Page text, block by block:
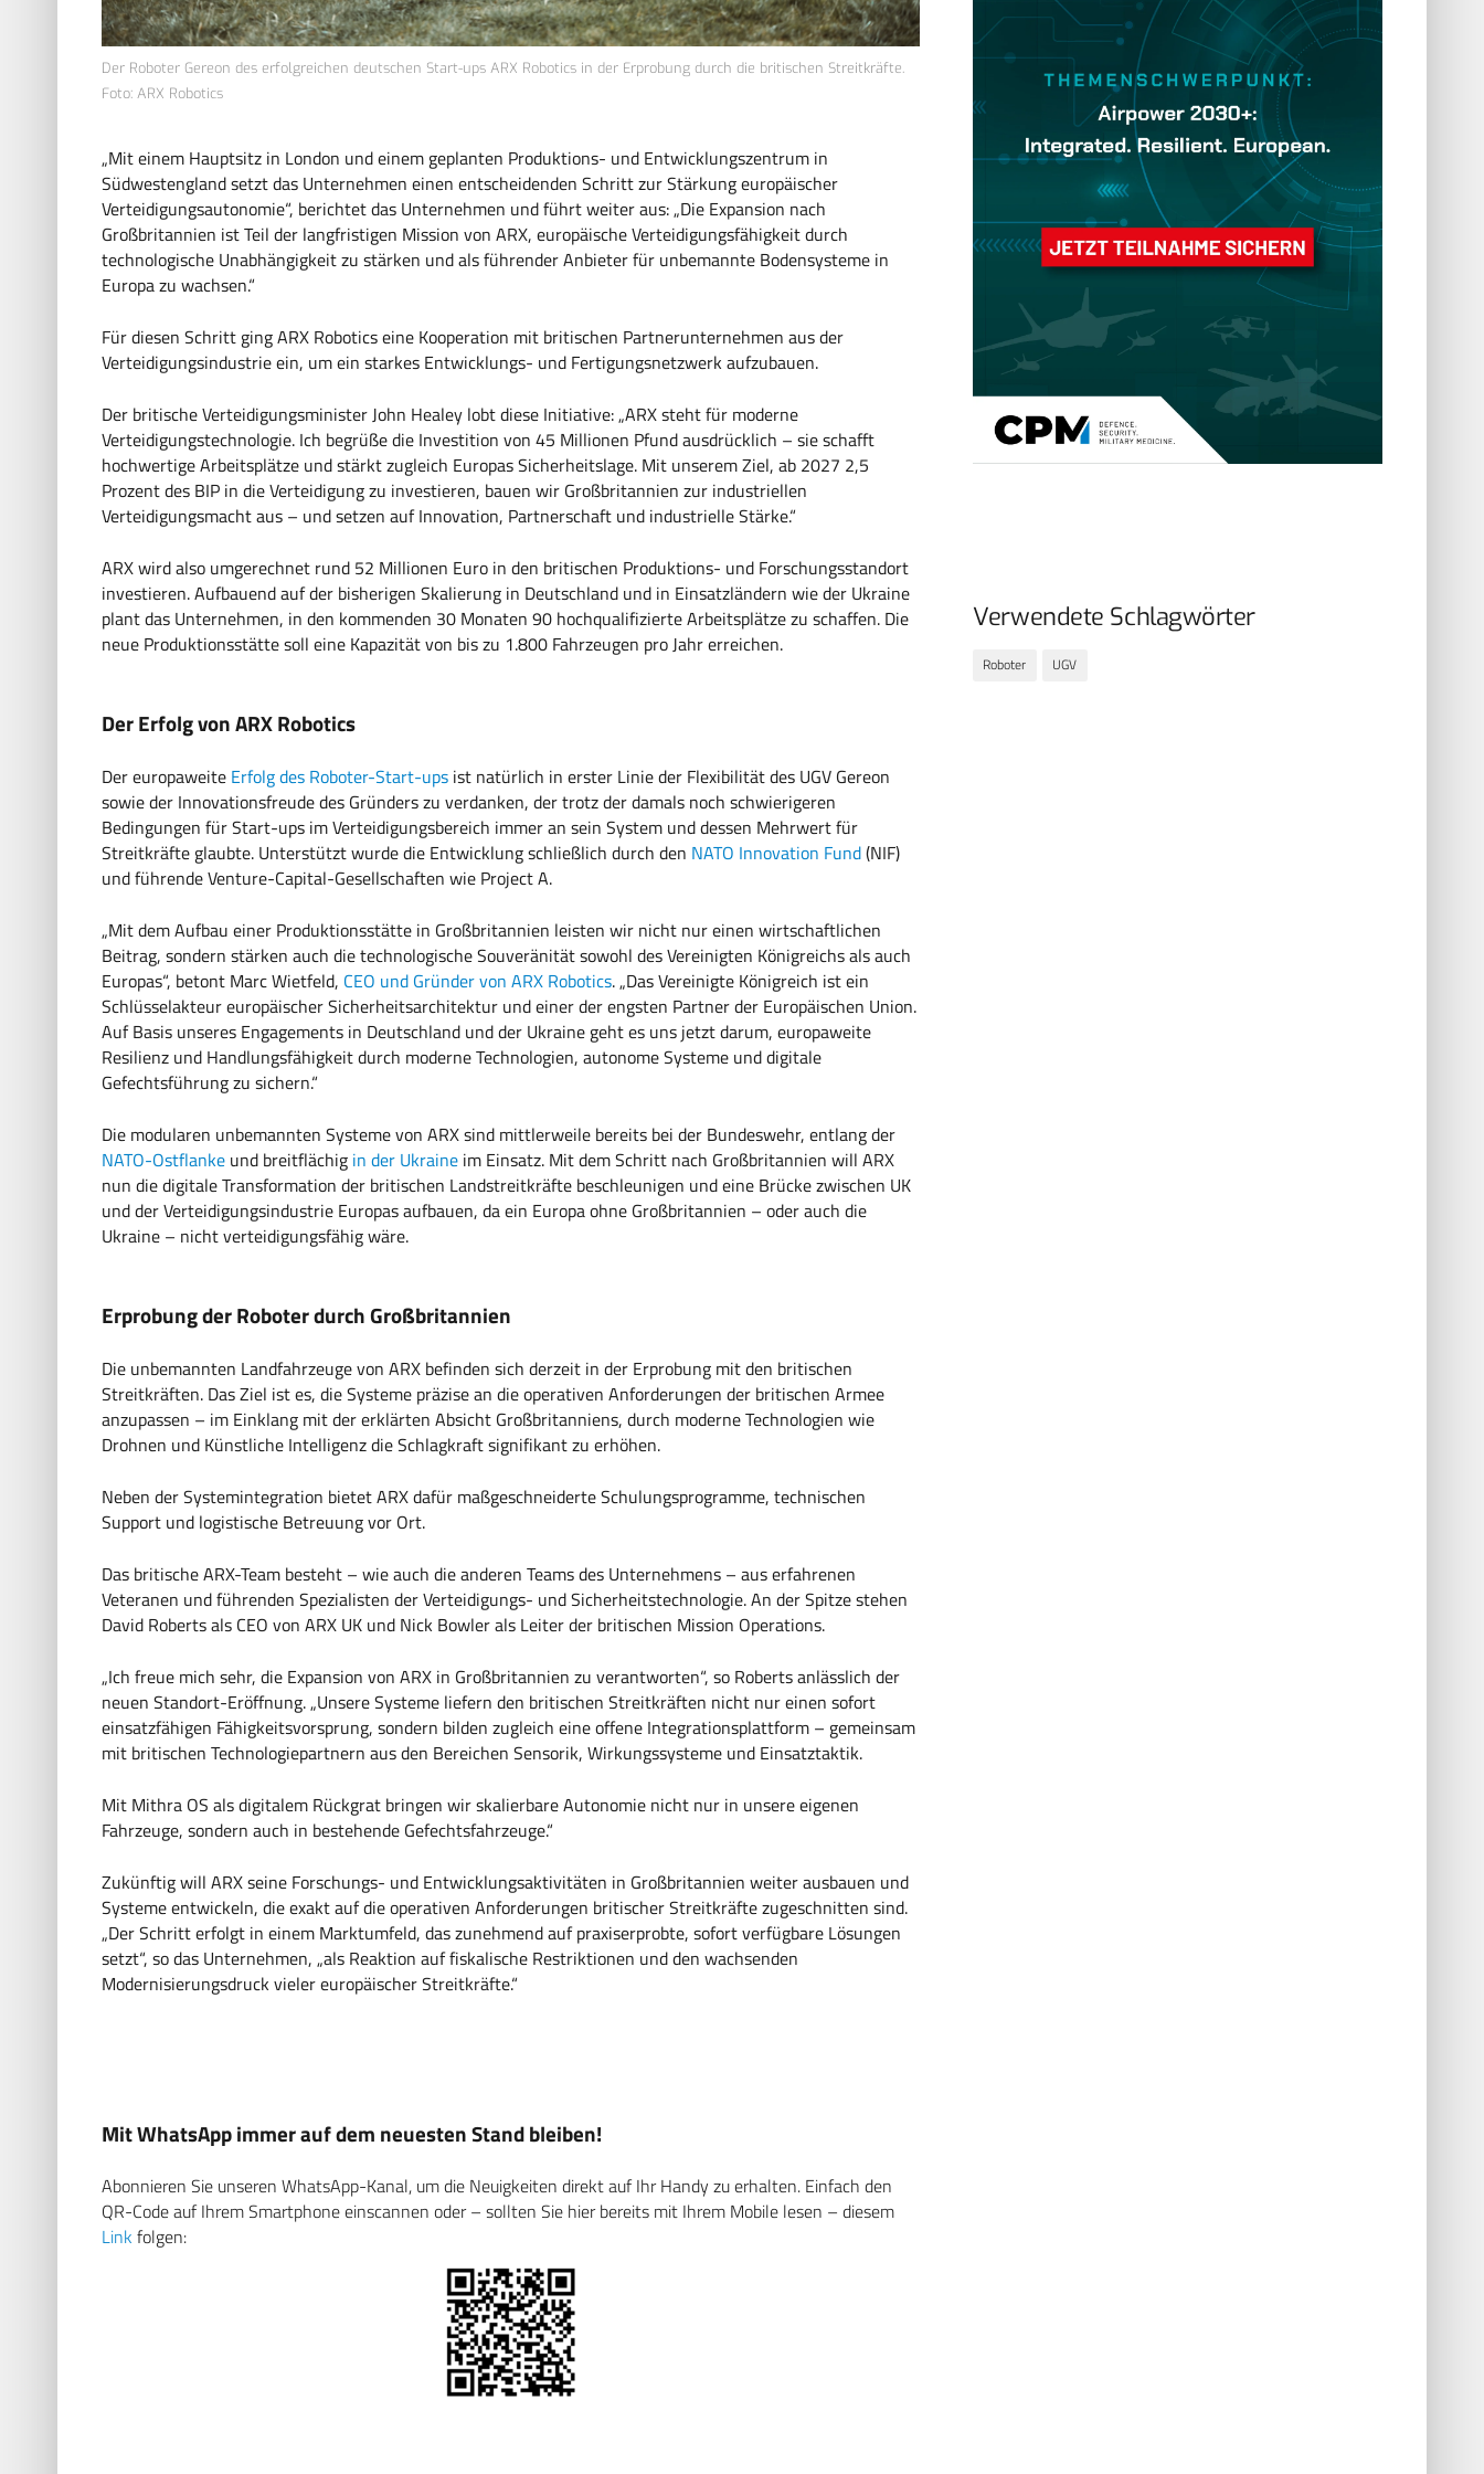
Der Roboter Gereon des erfolgreichen deutschen Start-ups ARX Robotics in der Erprobung durch die britischen Streitkräfte.
Foto: ARX Robotics
„Mit einem Hauptsitz in London und einem geplanten Produktions- und Entwicklungszentrum in
Südwestengland setzt das Unternehmen einen entscheidenden Schritt zur Stärkung europäischer
Verteidigungsautonomie“, berichtet das Unternehmen und führt weiter aus: „Die Expansion nach
Großbritannien ist Teil der langfristigen Mission von ARX, europäische Verteidigungsfähigkeit durch
technologische Unabhängigkeit zu stärken und als führender Anbieter für unbemannte Bodensysteme in
Europa zu wachsen.“
Für diesen Schritt ging ARX Robotics eine Kooperation mit britischen Partnerunternehmen aus der
Verteidigungsindustrie ein, um ein starkes Entwicklungs- und Fertigungsnetzwerk aufzubauen.
Der britische Verteidigungsminister John Healey lobt diese Initiative: „ARX steht für moderne
Verteidigungstechnologie. Ich begrüße die Investition von 45 Millionen Pfund ausdrücklich – sie schafft
hochwertige Arbeitsplätze und stärkt zugleich Europas Sicherheitslage. Mit unserem Ziel, ab 2027 2,5
Prozent des BIP in die Verteidigung zu investieren, bauen wir Großbritannien zur industriellen
Verteidigungsmacht aus – und setzen auf Innovation, Partnerschaft und industrielle Stärke.“
ARX wird also umgerechnet rund 52 Millionen Euro in den britischen Produktions- und Forschungsstandort
investieren. Aufbauend auf der bisherigen Skalierung in Deutschland und in Einsatzländern wie der Ukraine
plant das Unternehmen, in den kommenden 30 Monaten 90 hochqualifizierte Arbeitsplätze zu schaffen. Die
neue Produktionsstätte soll eine Kapazität von bis zu 1.800 Fahrzeugen pro Jahr erreichen.
Der Erfolg von ARX Robotics
Der europaweite Erfolg des Roboter-Start-ups ist natürlich in erster Linie der Flexibilität des UGV Gereon
sowie der Innovationsfreude des Gründers zu verdanken, der trotz der damals noch schwierigeren
Bedingungen für Start-ups im Verteidigungsbereich immer an sein System und dessen Mehrwert für
Streitkräfte glaubte. Unterstützt wurde die Entwicklung schließlich durch den NATO Innovation Fund(NIF)
und führende Venture-Capital-Gesellschaften wie Project A.
„Mit dem Aufbau einer Produktionsstätte in Großbritannien leisten wir nicht nur einen wirtschaftlichen
Beitrag, sondern stärken auch die technologische Souveränität sowohl des Vereinigten Königreichs als auch
Europas“, betont Marc Wietfeld, CEO und Gründer von ARX Robotics. „Das Vereinigte Königreich ist ein
Schlüsselakteur europäischer Sicherheitsarchitektur und einer der engsten Partner der Europäischen Union.
Auf Basis unseres Engagements in Deutschland und der Ukraine geht es uns jetzt darum, europaweite
Resilienz und Handlungsfähigkeit durch moderne Technologien, autonome Systeme und digitale
Gefechtsführung zu sichern.“
Die modularen unbemannten Systeme von ARX sind mittlerweile bereits bei der Bundeswehr, entlang der
NATO-Ostflanke und breitflächig in der Ukraine im Einsatz. Mit dem Schritt nach Großbritannien will ARX
nun die digitale Transformation der britischen Landstreitkräfte beschleunigen und eine Brücke zwischen UK
und der Verteidigungsindustrie Europas aufbauen, da ein Europa ohne Großbritannien – oder auch die
Ukraine – nicht verteidigungsfähig wäre.
Erprobung der Roboter durch Großbritannien
Die unbemannten Landfahrzeuge von ARX befinden sich derzeit in der Erprobung mit den britischen
Streitkräften. Das Ziel ist es, die Systeme präzise an die operativen Anforderungen der britischen Armee
anzupassen – im Einklang mit der erklärten Absicht Großbritanniens, durch moderne Technologien wie
Drohnen und Künstliche Intelligenz die Schlagkraft signifikant zu erhöhen.
Neben der Systemintegration bietet ARX dafür maßgeschneiderte Schulungsprogramme, technischen
Support und logistische Betreuung vor Ort.
Das britische ARX-Team besteht – wie auch die anderen Teams des Unternehmens – aus erfahrenen
Veteranen und führenden Spezialisten der Verteidigungs- und Sicherheitstechnologie. An der Spitze stehen
David Roberts als CEO von ARX UK und Nick Bowler als Leiter der britischen Mission Operations.
„Ich freue mich sehr, die Expansion von ARX in Großbritannien zu verantworten“, so Roberts anlässlich der
neuen Standort-Eröffnung. „Unsere Systeme liefern den britischen Streitkräften nicht nur einen sofort
einsatzfähigen Fähigkeitsvorsprung, sondern bilden zugleich eine offene Integrationsplattform – gemeinsam
mit britischen Technologiepartnern aus den Bereichen Sensorik, Wirkungssysteme und Einsatztaktik.
Mit Mithra OS als digitalem Rückgrat bringen wir skalierbare Autonomie nicht nur in unsere eigenen
Fahrzeuge, sondern auch in bestehende Gefechtsfahrzeuge.“
Zukünftig will ARX seine Forschungs- und Entwicklungsaktivitäten in Großbritannien weiter ausbauen und
Systeme entwickeln, die exakt auf die operativen Anforderungen britischer Streitkräfte zugeschnitten sind.
„Der Schritt erfolgt in einem Marktumfeld, das zunehmend auf praxiserprobte, sofort verfügbare Lösungen
setzt“, so das Unternehmen, „als Reaktion auf fiskalische Restriktionen und den wachsenden
Modernisierungsdruck vieler europäischer Streitkräfte.“
Mit WhatsApp immer auf dem neuesten Stand bleiben!
Abonnieren Sie unseren WhatsApp-Kanal, um die Neuigkeiten direkt auf Ihr Handy zu erhalten. Einfach den
QR-Code auf Ihrem Smartphone einscannen oder – sollten Sie hier bereits mit Ihrem Mobile lesen – diesem
Link folgen:
Verwendete Schlagwörter
Roboter UGV